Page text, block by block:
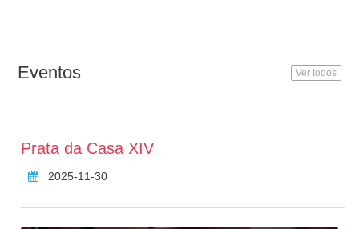
Eventos Ver todos
Prata da Casa XIV
2025-11-30